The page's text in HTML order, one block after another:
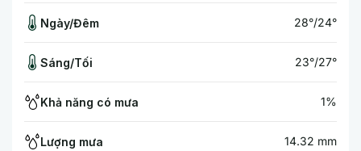
Ngày/Đêm 28°/24°
Sáng/Tối 23°/27°
Khả năng có mưa 1%
Lượng mưa 14.32 mm